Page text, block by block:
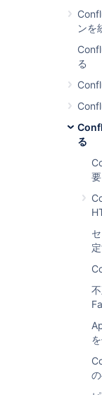
ンを
る
る
「
ボットな
のテスト
合、ユー
スト フィ
ります。
ピュータ
スクリー
ログ
プチ
よび